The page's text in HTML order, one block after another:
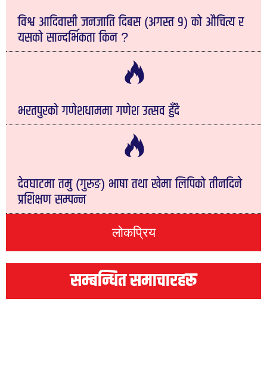
लोकप्रिय
विश्व आदिवासी जनजाति दिबस (अगस्त ९) को औचित्य र
यसको सान्दर्भिकता किन ?
भरतपुरको गणेशधाममा गणेश उत्सव हुँदै
देवघाटमा तमु (गुरुङ) भाषा तथा खेमा लिपिको तीनदिने
प्रशिक्षण सम्पन्न
सम्बन्धित समाचारहरू